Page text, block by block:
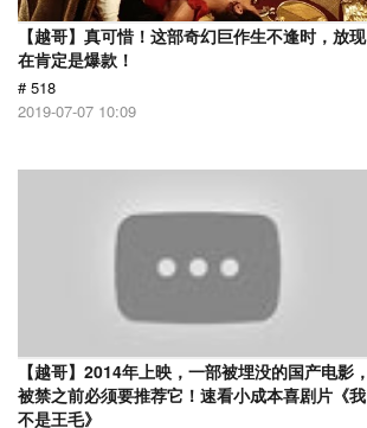
【越哥】真可惜！这部奇幻巨作生不逢时，放现
在肯定是爆款！
# 518
2019-07-07 10:09
【越哥】2014年上映，一部被埋没的国产电影，
被禁之前必须要推荐它！速看小成本喜剧片《我
不是王毛》